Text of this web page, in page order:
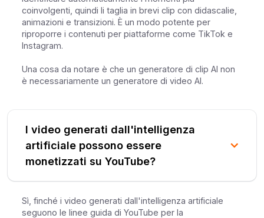
coinvolgenti, quindi li taglia in brevi clip con didascalie,
animazioni e transizioni. È un modo potente per
riproporre i contenuti per piattaforme come TikTok e
Instagram.
Una cosa da notare è che un generatore di clip AI non
è necessariamente un generatore di video AI.
I video generati dall'intelligenza
artificiale possono essere
monetizzati su YouTube?
Sì, finché i video generati dall'intelligenza artificiale
seguono le linee guida di YouTube per la